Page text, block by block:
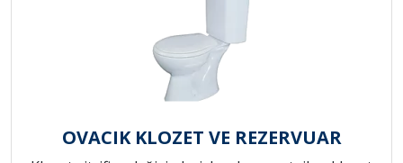
OVACIK KLOZET VE REZERVUAR